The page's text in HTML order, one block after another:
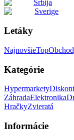
Srbija
Sverige
Letáky
NajnovšieTop
Kategórie
Hypermarkety
ZáhradaElektronika
HračkyZvieratá
Informácie